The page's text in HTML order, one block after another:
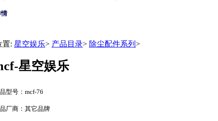
置: 星空娱乐> 产品目录> 除尘配件系列 >
星空娱乐
型号：mcf-76
厂商：其它品牌